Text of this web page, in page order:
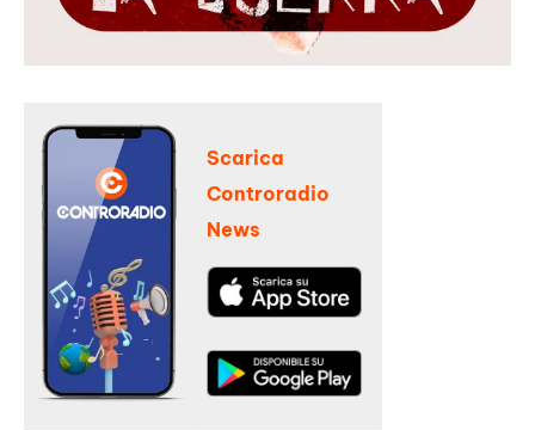
Scarica
Controradio
News